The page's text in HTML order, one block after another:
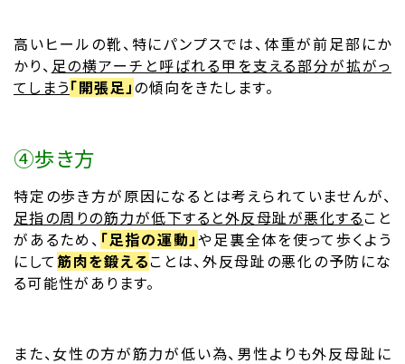
高いヒールの靴、特にパンプスでは、体重が前足部にか
かり、 足の横アーチと呼ばれる甲を支える部分が拡がっ
てしまう「開張足」の傾向をきたします。
➃歩き方
特定の歩き方が原因になるとは考えられていませんが、
足指の周りの筋力が低下すると外反母趾が悪化すること
があるため、 「足指の運動」や足裏全体を使って歩くよう
にして筋肉を鍛えることは、 外反母趾の悪化の予防にな
る可能性があります。
また、女性の方が筋力が低い為、男性よりも外反母趾に